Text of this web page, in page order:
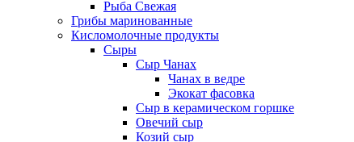
Рыба Свежая
Грибы маринованные
Кисломолочные продукты
Сыры
Сыр Чанах
Чанах в ведре
Экокат фасовка
Сыр в керамическом горшке
Овечий сыр
Козий сыр